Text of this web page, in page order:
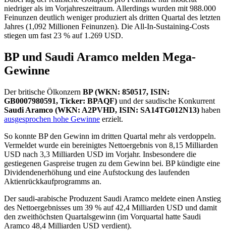
niedriger als im Vorjahreszeitraum. Allerdings wurden mit 988.000
Feinunzen deutlich weniger produziert als dritten Quartal des letzten
Jahres (1,092 Millionen Feinunzen). Die All-In-Sustaining-Costs
stiegen um fast 23 % auf 1.269 USD.
BP und Saudi Aramco melden Mega-
Gewinne
Der britische Ölkonzern BP (WKN: 850517, ISIN:
GB0007980591, Ticker: BPAQF) und der saudische Konkurrent
Saudi Aramco (WKN: A2PVHD, ISIN: SA14TG012N13) haben
ausgesprochen hohe Gewinne erzielt.
So konnte BP den Gewinn im dritten Quartal mehr als verdoppeln.
Vermeldet wurde ein bereinigtes Nettoergebnis von 8,15 Milliarden
USD nach 3,3 Milliarden USD im Vorjahr. Insbesondere die
gestiegenen Gaspreise trugen zu dem Gewinn bei. BP kündigte eine
Dividendenerhöhung und eine Aufstockung des laufenden
Aktienrückkaufprogramms an.
Der saudi-arabische Produzent Saudi Aramco meldete einen Anstieg
des Nettoergebnisses um 39 % auf 42,4 Milliarden USD und damit
den zweithöchsten Quartalsgewinn (im Vorquartal hatte Saudi
Aramco 48,4 Milliarden USD verdient).